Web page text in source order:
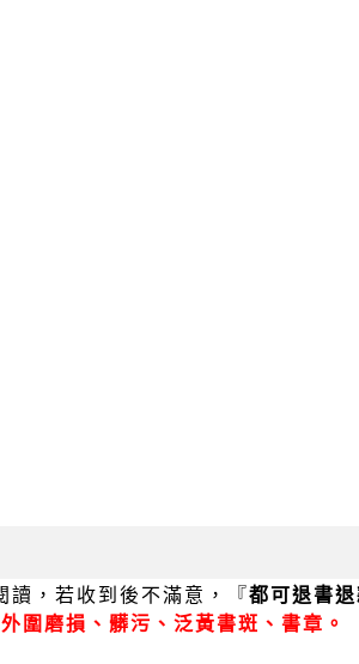
讀，若收到後不滿意，『都可退書
圍磨損、髒污、泛黃書斑、書章。